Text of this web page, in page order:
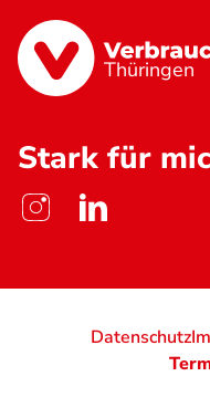
Thüringen
Stark für
Datenschutz